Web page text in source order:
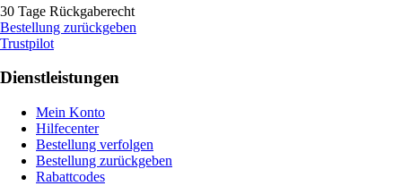
30 Tage Rückgaberecht
Bestellung zurückgeben
Trustpilot
Dienstleistungen
Mein Konto
Hilfecenter
Bestellung verfolgen
Bestellung zurückgeben
Rabattcodes